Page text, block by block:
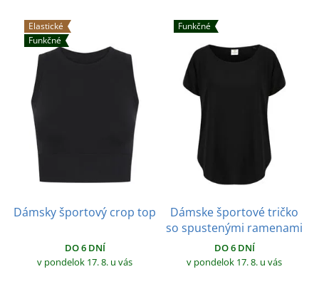
Elastické
Funkčné
Dámsky športový crop top
DO 6 DNÍ
v pondelok 17. 8. u vás
Funkčné
Dámske športové tričko
so spustenými ramenami
DO 6 DNÍ
v pondelok 17. 8. u vás